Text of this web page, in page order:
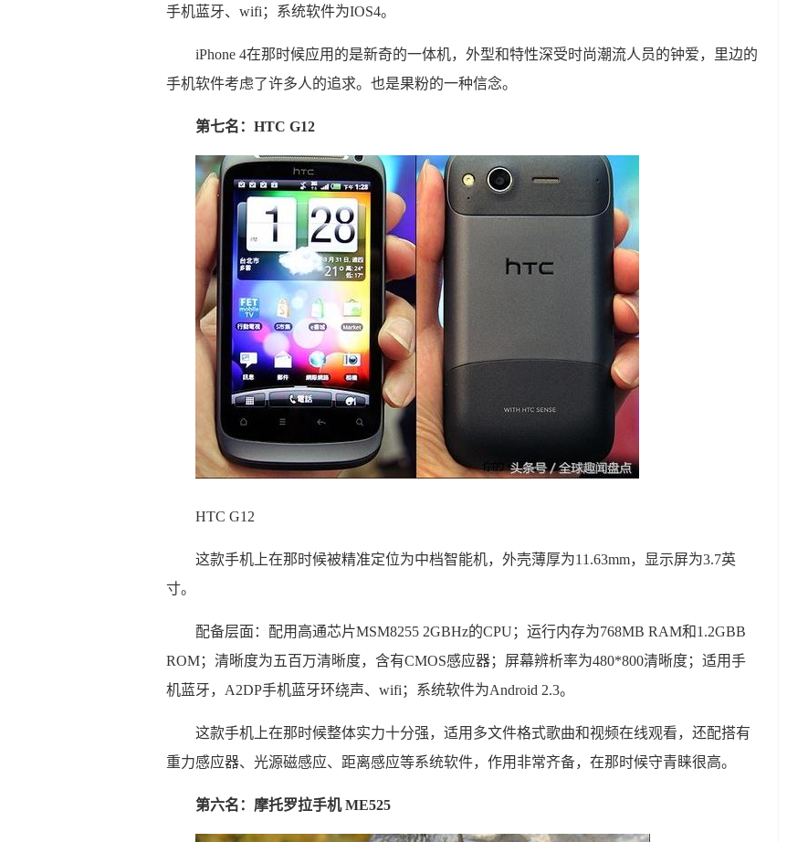
手机蓝牙、wifi；系统软件为IOS4。
iPhone 4在那时候应用的是新奇的一体机，外型和特性深受时尚潮流人员的钟爱，里边的
手机软件考虑了许多人的追求。也是果粉的一种信念。
第七名：HTC G12
HTC G12
这款手机上在那时候被精准定位为中档智能机，外壳薄厚为11.63mm，显示屏为3.7英
寸。
配备层面：配用高通芯片MSM8255 2GBHz的CPU；运行内存为768MB RAM和1.2GBB
ROM；清晰度为五百万清晰度，含有CMOS感应器；屏幕辨析率为480*800清晰度；适用手
机蓝牙，A2DP手机蓝牙环绕声、wifi；系统软件为Android 2.3。
这款手机上在那时候整体实力十分强，适用多文件格式歌曲和视频在线观看，还配搭有
重力感应器、光源磁感应、距离感应等系统软件，作用非常齐备，在那时候守青睐很高。
第六名：摩托罗拉手机 ME525